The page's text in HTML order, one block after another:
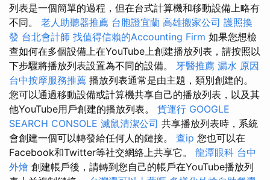
列表是一個簡單的過程，但在台式計算機和移動設備上略有
不同。 老人助聽器推薦 台胞證宜蘭 高雄搬家公司 護照換
發 台北會計師 找值得信賴的Accounting Firm 如果您想檢
查如何在多個設備上在YouTube上創建播放列表，請按照以
下步驟將播放列表設置為不同的設備。 牙醫推薦 漏水 原因
台中按摩服務推薦 播放列表通常是由主題，類別創建的。
您可以通過移動設備或計算機共享自己的播放列表，以及其
他YouTube用戶創建的播放列表。 貨運行 GOOGLE
SEARCH CONSOLE 滅鼠清潔公司 共享播放列表時，系統
會創建一個可以轉發給任何人的鏈接。 查ip 您也可以在
Facebook和Twitter等社交網絡上共享它。 龍潭眼科 台中
外燴 創建帳戶後，請轉到您自己的帳戶在YouTube播放列